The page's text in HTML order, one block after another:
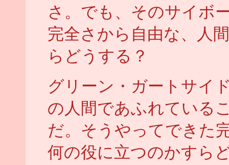
さ。でも、そのサイボ
完全さから自由な、人
らどうする？
グリーン・ガートサイ
の人間であふれている
だ。そうやってできた
何の役に立つのかすら